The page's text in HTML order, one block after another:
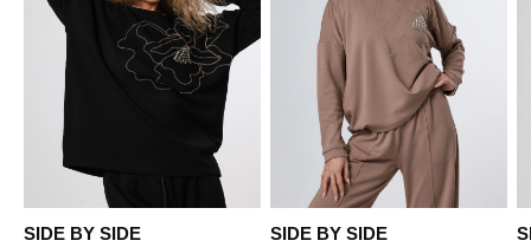
SIDE BY SIDE
SIDE BY SIDE